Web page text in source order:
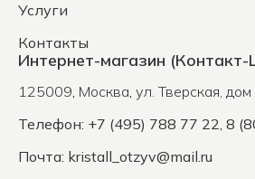
Услуги
Контакты
Интернет-магазин (Контакт-
125009, Москва, ул. Тверская,
Телефон: +7 (495) 788 77 22, 8
Почта: kristall_otzyv@mail.ru